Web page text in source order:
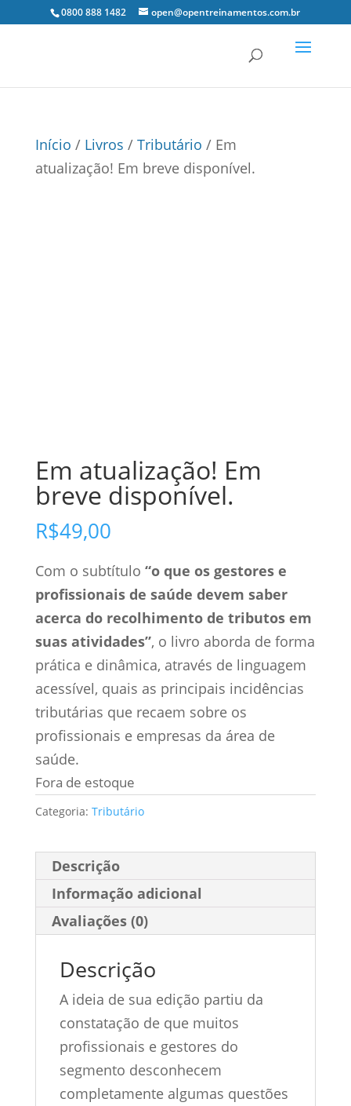
0800 888 1482 open@opentreinamentos.com.br
Início / Livros / Tributário / Em
atualização! Em breve disponível.
Em atualização! Em
breve disponível.
R$49,00
Com o subtítulo “o que os gestores e
profissionais de saúde devem saber
acerca do recolhimento de tributos em
suas atividades”, o livro aborda de forma
prática e dinâmica, através de linguagem
acessível, quais as principais incidências
tributárias que recaem sobre os
profissionais e empresas da área de
saúde.
Fora de estoque
Categoria: Tributário
Descrição
Informação adicional
Avaliações (0)
Descrição
A ideia de sua edição partiu da
constatação de que muitos
profissionais e gestores do
segmento desconhecem
completamente algumas questões